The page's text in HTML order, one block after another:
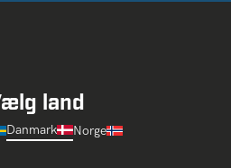
land
Danmark Norge